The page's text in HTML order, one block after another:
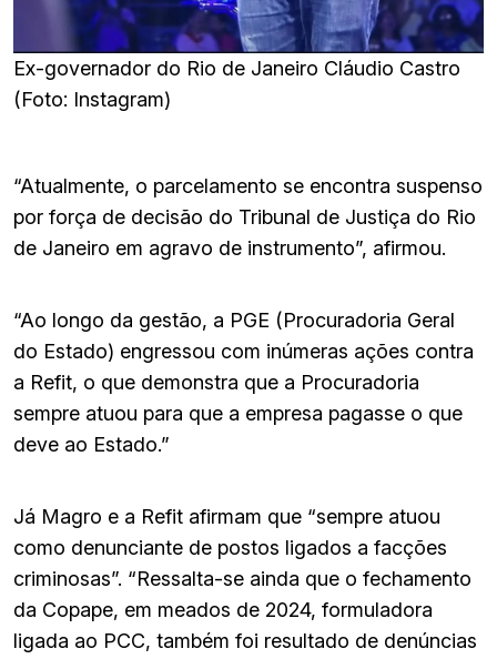
Ex-governador do Rio de Janeiro Cláudio Castro
(Foto: Instagram)
“Atualmente, o parcelamento se encontra suspenso
por força de decisão do Tribunal de Justiça do Rio
de Janeiro em agravo de instrumento”, afirmou.
“Ao longo da gestão, a PGE (Procuradoria Geral
do Estado) engressou com inúmeras ações contra
a Refit, o que demonstra que a Procuradoria
sempre atuou para que a empresa pagasse o que
deve ao Estado.”
Já Magro e a Refit afirmam que “sempre atuou
como denunciante de postos ligados a facções
criminosas”. “Ressalta-se ainda que o fechamento
da Copape, em meados de 2024, formuladora
ligada ao PCC, também foi resultado de denúncias